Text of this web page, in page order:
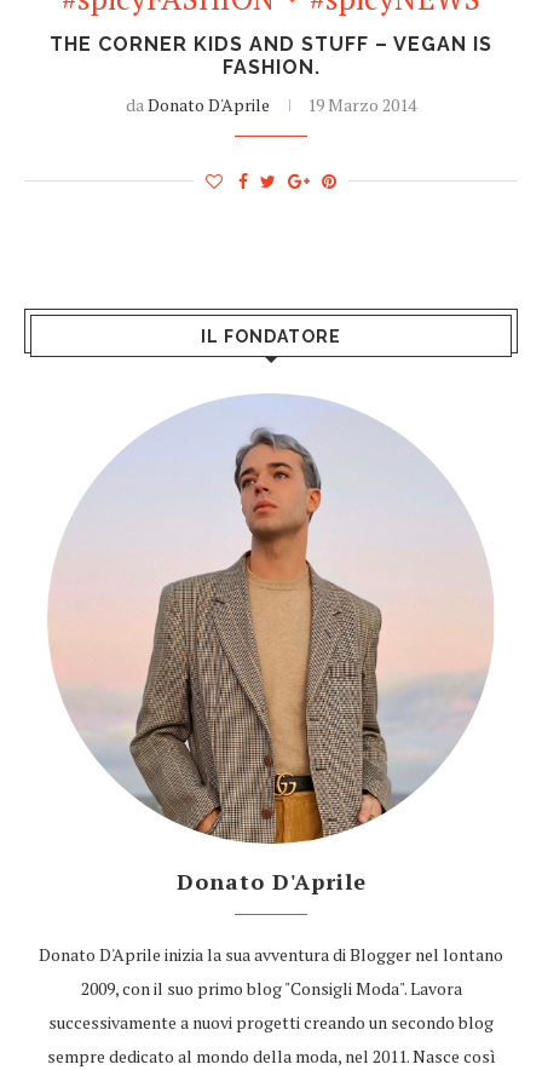
THE CORNER KIDS AND STUFF – VEGAN IS
FASHION.
daDonato D'Aprile 19 Marzo 2014
IL FONDATORE
Donato D'Aprile
Donato D'Aprile inizia la sua avventura di Blogger nel lontano
2009, con il suo primo blog "Consigli Moda". Lavora
successivamente a nuovi progetti creando un secondo blog
sempre dedicato al mondo della moda, nel 2011. Nasce così